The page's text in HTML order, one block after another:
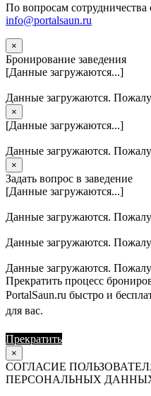
По вопросам сотрудничества
info@portalsaun.ru
×
Бронирование заведения
[Данные загружаются...]
Данные загружаются.
×
[Данные загружаются...]
Данные загружаются.
×
Задать вопрос в заведение
[Данные загружаются...]
Данные загружаются.
Данные загружаются.
Данные загружаются.
Прекратить процесс
PortalSaun.ru быстро и
для вас.
Прекратить
×
СОГЛАСИЕ
ПЕРСОНАЛЬНЫХ